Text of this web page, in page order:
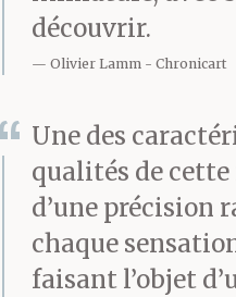
simple,
pieds et ce
tient un
un
découvrir.
Olivier Lamm Chronicart
Une des
qualités de
d’une précision
chaque
faisant l’objet